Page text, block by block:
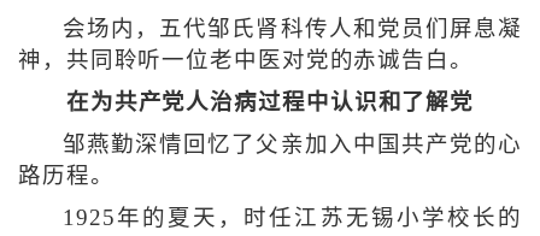
会场内，五代邹氏肾科传人和党员们屏息凝
神，共同聆听一位老中医对党的赤诚告白。
在为共产党人治病过程中认识和了解党
邹燕勤深情回忆了父亲加入中国共产党的心
路历程。
1925年的夏天，时任江苏无锡小学校长的